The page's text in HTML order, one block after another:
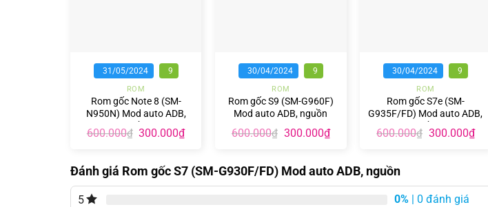
31/05/2024 9
ROM
Rom gốc Note 8 (SM-
N950N) Mod auto ADB,
nguồn
600.000₫ Giá
600.000₫.
300.000₫Giá
là:
300.000₫.
30/04/2024 9
ROM
Rom gốc S9 (SM-G960F)
Mod auto ADB, nguồn
600.000₫ Giá
600.000₫.
300.000₫Giá
hiện
300.000₫.
30/04/2024 9
ROM
Rom gốc S7e (SM-
G935F/FD) Mod auto ADB,
nguồn
600.000₫ Giá
300.000₫Giá
hiện
Đánh giá Rom gốc S7 (SM-G930F/FD) Mod auto ADB, nguồn
5 0%| 0 đánh giá